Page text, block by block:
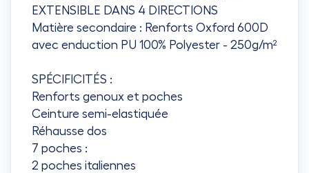
EXTENSIBLE DANS 4 DIRECTIONS
Matière secondaire : Renforts Oxford 600D
avec enduction PU 100% Polyester - 250g/m²
SPÉCIFICITÉS :
Renforts genoux et poches
Ceinture semi-elastiquée
Réhausse dos
7 poches :
2 poches italiennes